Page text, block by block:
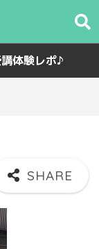
体験レポ♪